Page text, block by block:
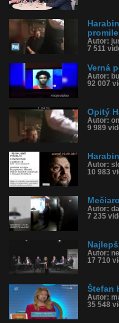
promile
Autor:
7 511
Verná
Autor:
92 007
Opitý
Autor:
9 989
Autor:
10 983
Autor:
7 235
Autor:
17 710
Štefan
Autor:
35 548